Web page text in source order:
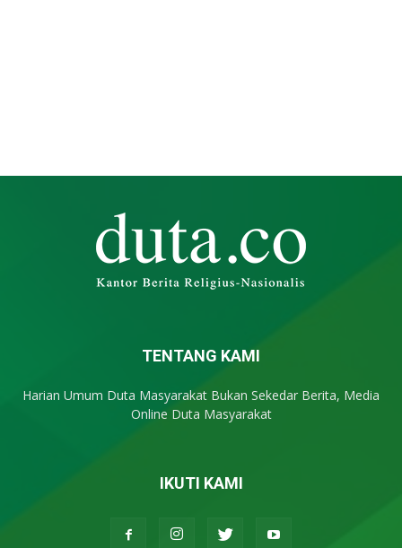
TENTANG KAMI
Harian Umum Duta Masyarakat Bukan Sekedar Berita, Media
Online Duta Masyarakat
IKUTI KAMI